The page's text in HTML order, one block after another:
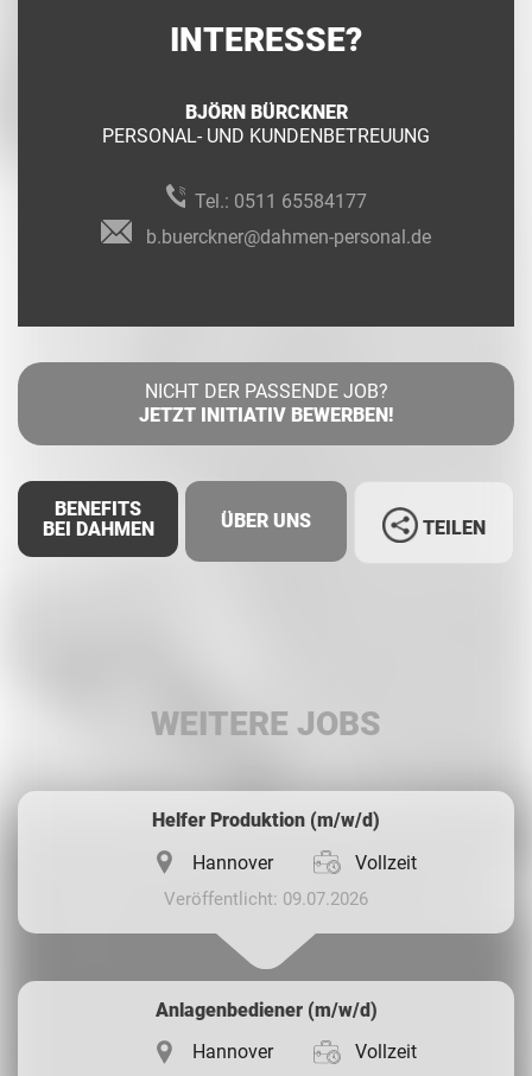
INTERESSE?
BJÖRN BÜRCKNER
PERSONAL- UND KUNDENBETREUUNG
Tel.: 0511 65584177
b.buerckner@dahmen-personal.de
NICHT DER PASSENDE JOB?
JETZT INITIATIV BEWERBEN!
BENEFITS
BEI DAHMEN
ÜBER UNS TEILEN
WEITERE JOBS
Helfer Produktion (m/w/d)
Hannover
Vollzeit
Veröffentlicht: 09.07.2026
Anlagenbediener (m/w/d)
Hannover
Vollzeit